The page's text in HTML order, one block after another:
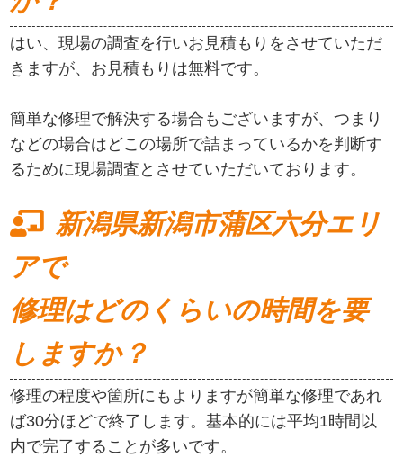
はい、現場の調査を行いお見積もりをさせていただ
きますが、お見積もりは無料です。
簡単な修理で解決する場合もございますが、つまり
などの場合はどこの場所で詰まっているかを判断す
るために現場調査とさせていただいております。
新潟県新潟市蒲区六分エリ
アで
修理はどのくらいの時間を要
しますか？
修理の程度や箇所にもよりますが簡単な修理であれ
ば30分ほどで終了します。基本的には平均1時間以
内で完了することが多いです。